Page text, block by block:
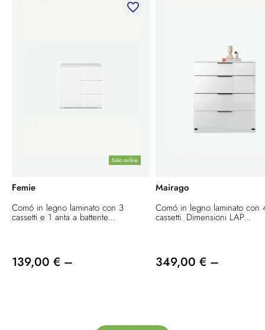
Solo online
favorite_border
Femie
Comó in legno laminato con 3
cassetti e 1 anta a battente...
139,00 € –
Mairago
Comó in legno laminato con
cassetti. Dimensioni LAP...
349,00 € –